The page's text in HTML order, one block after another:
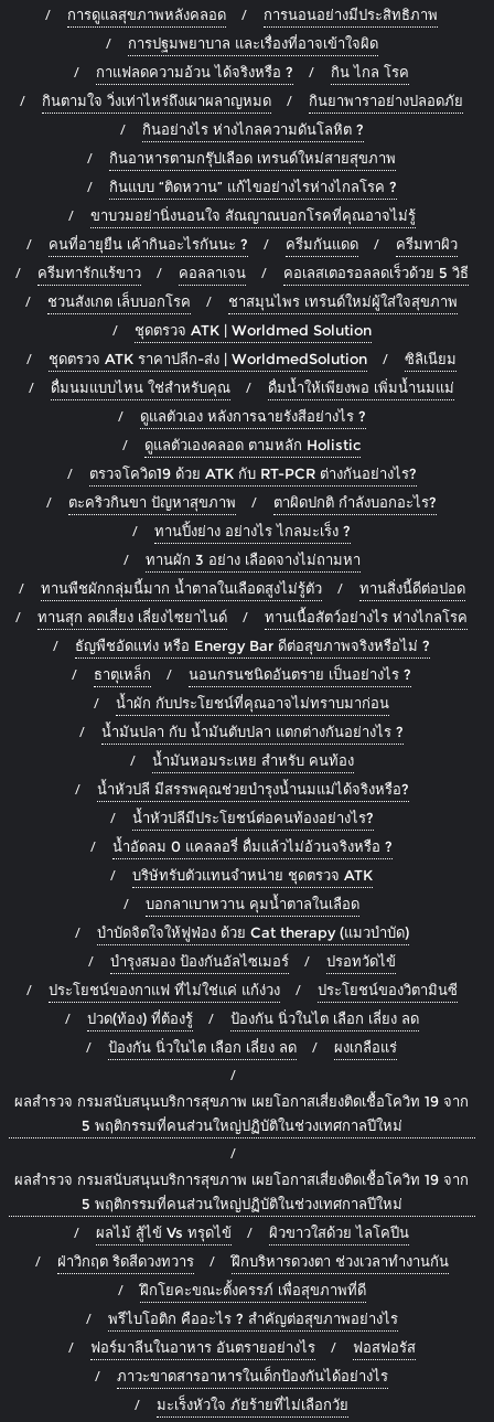
การดูแลสุขภาพหลังคลอด
การนอนอย่างมีประสิทธิภาพ
การปฐมพยาบาล และเรื่องที่อาจเข้าใจผิด
กาแฟลดความอ้วน ได้จริงหรือ ?
กิน ไกล โรค
กินตามใจ วิ่งเท่าไหร่ถึงเผาผลาญหมด
กินยาพาราอย่างปลอดภัย
กินอย่างไร ห่างไกลความดันโลหิต ?
กินอาหารตามกรุ๊ปเลือด เทรนด์ใหม่สายสุขภาพ
กินแบบ “ติดหวาน” แก้ไขอย่างไรห่างไกลโรค ?
ขาบวมอย่านิ่งนอนใจ สัณญาณบอกโรคที่คุณอาจไม่รู้
คนที่อายุยืน เค้ากินอะไรกันนะ ?
ครีมกันแดด
ครีมทาผิว
ครีมทารักแร้ขาว
คอลลาเจน
คอเลสเตอรอลลดเร็วด้วย 5 วิธี
ชวนสังเกต เล็บบอกโรค
ชาสมุนไพร เทรนด์ใหม่ผู้ใส่ใจสุขภาพ
ชุดตรวจ ATK | Worldmed Solution
ชุดตรวจ ATK ราคาปลีก-ส่ง | WorldmedSolution
ซิลิเนียม
ดื่มนมแบบไหน ใช่สำหรับคุณ
ดื่มน้ำให้เพียงพอ เพิ่มน้ำนมแม่
ดูแลตัวเอง หลังการฉายรังสีอย่างไร ?
ดูแลตัวเองคลอด ตามหลัก Holistic
ตรวจโควิด19 ด้วย ATK กับ RT-PCR ต่างกันอย่างไร?
ตะคริวกินขา ปัญหาสุขภาพ
ตาผิดปกติ กำลังบอกอะไร?
ทานปิ้งย่าง อย่างไร ไกลมะเร็ง ?
ทานผัก 3 อย่าง เลือดจางไม่ถามหา
ทานพืชผักกลุ่มนี้มาก น้ำตาลในเลือดสูงไม่รู้ตัว
ทานสิ่งนี้ดีต่อปอด
ทานสุก ลดเสี่ยง เลี่ยงไซยาไนด์
ทานเนื้อสัตว์อย่างไร ห่างไกลโรค
ธัญพืชอัดแท่ง หรือ Energy Bar ดีต่อสุขภาพจริงหรือไม่ ?
ธาตุเหล็ก
นอนกรนชนิดอันตราย เป็นอย่างไร ?
น้ำผัก กับประโยชน์ที่คุณอาจไม่ทราบมาก่อน
น้ำมันปลา กับ น้ำมันตับปลา แตกต่างกันอย่างไร ?
น้ำมันหอมระเหย สำหรับ คนท้อง
น้ำหัวปลี มีสรรพคุณช่วยบำรุงน้ำนมแม่ได้จริงหรือ?
น้ำหัวปลีมีประโยชน์ต่อคนท้องอย่างไร?
น้ำอัดลม 0 แคลลอรี่ ดื่มแล้วไม่อ้วนจริงหรือ ?
บริษัทรับตัวแทนจำหน่าย ชุดตรวจ ATK
บอกลาเบาหวาน คุมน้ำตาลในเลือด
บำบัดจิตใจให้ฟูฟ่อง ด้วย Cat therapy (แมวบำบัด)
บำรุงสมอง ป้องกันอัลไซเมอร์
ปรอทวัดไข้
ประโยชน์ของกาแฟ ที่ไม่ใช่แค่ แก้ง่วง
ประโยชน์ของวิตามินซี
ปวด(ท้อง) ที่ต้องรู้
ป้องกัน นิ่วในไต เลือก เลี่ยง ลด
ป้องกัน นิ่วในไต เลือก เลี่ยง ลด
ผงเกลือแร่
ผลสำรวจ กรมสนับสนุนบริการสุขภาพ เผยโอกาสเสี่ยงติดเชื้อโควิท 19 จาก
5 พฤติกรรมที่คนส่วนใหญ่ปฏิบัติในช่วงเทศกาลปีใหม่
ผลสำรวจ กรมสนับสนุนบริการสุขภาพ เผยโอกาสเสี่ยงติดเชื้อโควิท 19 จาก
5 พฤติกรรมที่คนส่วนใหญ่ปฏิบัติในช่วงเทศกาลปีใหม่
ผลไม้ สู้ไข้ Vs ทรุดไข้
ผิวขาวใสด้วย ไลโคปีน
ฝ่าวิกฤต ริดสีดวงทวาร
ฝึกบริหารดวงตา ช่วงเวลาทำงานกัน
ฝึกโยคะขณะตั้งครรภ์ เพื่อสุขภาพที่ดี
พรีไบโอติก คืออะไร ? สำคัญต่อสุขภาพอย่างไร
ฟอร์มาลีนในอาหาร อันตรายอย่างไร
ฟอสฟอรัส
ภาวะขาดสารอาหารในเด็กป้องกันได้อย่างไร
มะเร็งหัวใจ ภัยร้ายที่ไม่เลือกวัย